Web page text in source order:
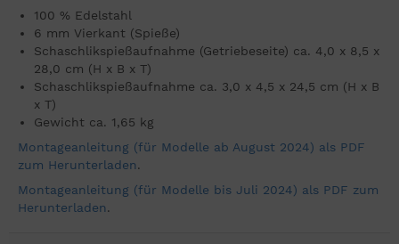
100 % Edelstahl
6 mm Vierkant (Spieße)
Schaschlikspießaufnahme (Getriebeseite) ca. 4,0 x 8,5 x
28,0 cm (H x B x T)
Schaschlikspießaufnahme ca. 3,0 x 4,5 x 24,5 cm (H x B
x T)
Gewicht ca. 1,65 kg
Montageanleitung (für Modelle ab August 2024) als PDF
zum Herunterladen.
Montageanleitung (für Modelle bis Juli 2024) als PDF zum
Herunterladen.